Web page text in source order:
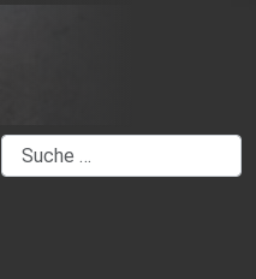
Suchen